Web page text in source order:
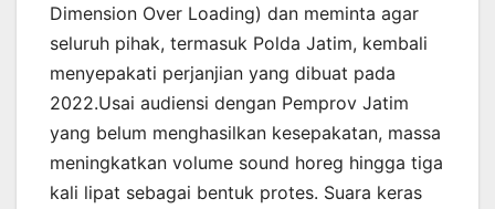
Dimension Over Loading) dan meminta agar
seluruh pihak, termasuk Polda Jatim, kembali
menyepakati perjanjian yang dibuat pada
2022.Usai audiensi dengan Pemprov Jatim
yang belum menghasilkan kesepakatan, massa
meningkatkan volume sound horeg hingga tiga
kali lipat sebagai bentuk protes. Suara keras